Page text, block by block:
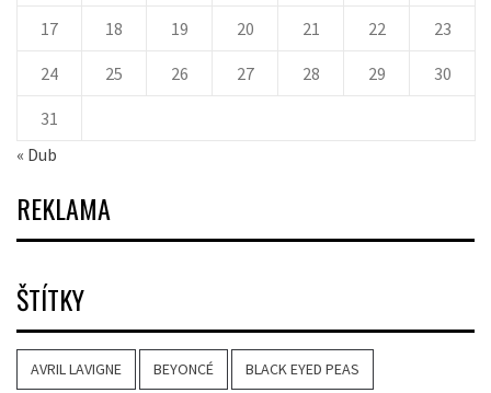
17 18 19 20 21 22 23
24 25 26 27 28 29 30
31
« Dub
REKLAMA
ŠTÍTKY
AVRIL LAVIGNE BEYONCÉ BLACK EYED PEAS